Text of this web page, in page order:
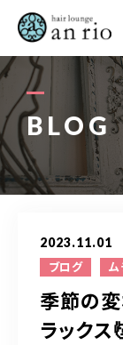
BLOG
2023.11.01
ブログ ム
季節の
ラックス